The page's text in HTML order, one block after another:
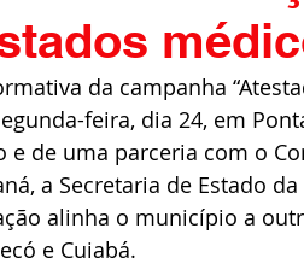
Agronegócio Meio ambiente
Transporte
da campanha
feira, dia 24, em
e de uma parceria com o
a Secretaria de Estado
alinha o município a
e Cuiabá.